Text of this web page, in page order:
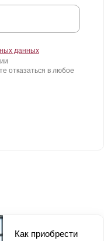
данных
отказаться в любое
Как приобрести